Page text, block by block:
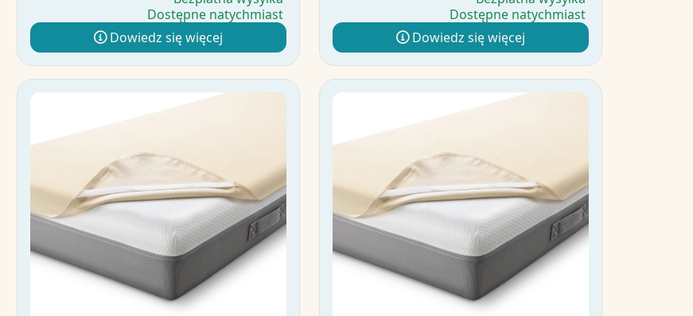
Dostępne natychmiast
Dowiedz się więcej
Dostępne natychmiast
Dowiedz się więcej